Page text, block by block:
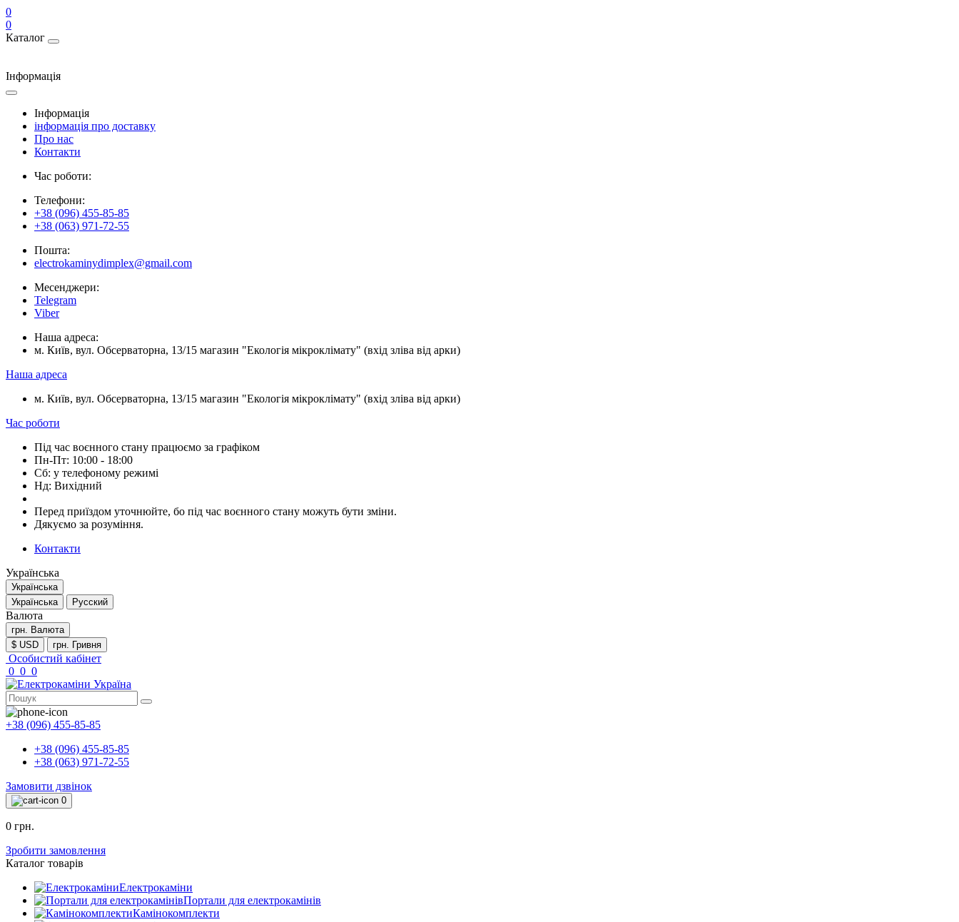
0
0
Каталог
Інформація
Інформація
інформація про доставку
Про нас
Контакти
Час роботи:
Телефони:
+38 (096) 455-85-85
+38 (063) 971-72-55
Пошта:
electrokaminydimplex@gmail.com
Месенджери:
Telegram
Viber
Наша адреса:
м. Київ, вул. Обсерваторна, 13/15 магазин "Екологія мікроклімату" (вхід зліва від арки)
Наша адреса
м. Київ, вул. Обсерваторна, 13/15 магазин "Екологія мікроклімату" (вхід зліва від арки)
Час роботи
Під час воєнного стану працюємо за графіком
Пн-Пт: 10:00 - 18:00
Сб: у телефоному режимі
Нд: Вихідний
Перед приїздом уточнюйте, бо під час воєнного стану можуть бути зміни.
Дякуємо за розуміння.
Контакти
Українська
Українська
Українська
Русский
Валюта
грн. Валюта
$ USD
грн. Гривня
Особистий кабінет
0 0 0
+38 (096) 455-85-85
+38 (096) 455-85-85
+38 (063) 971-72-55
Замовити дзвінок
0
0 грн.
Зробити замовлення
Каталог товарів
Електрокаміни
Портали для електрокамінів
Камінокомплекти